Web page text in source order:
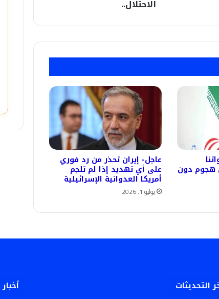
الاحتلال..
هجوم دون
عاجل- إيران تحذر من رد فوري
على أي تهديد إذا لم تلجم
أمريكا العدوانية الإسرائيلية
يوليو 1, 2026
التحديثات